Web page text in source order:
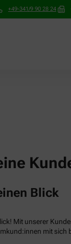
+49-341/9 90 28 24
Blick
Mit unserer
mit sich